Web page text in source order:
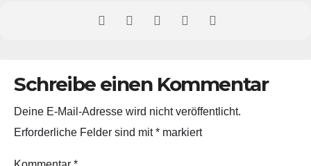
Schreibe einen Kommentar
Deine E-Mail-Adresse wird nicht veröffentlicht.
Erforderliche Felder sind mit* markiert